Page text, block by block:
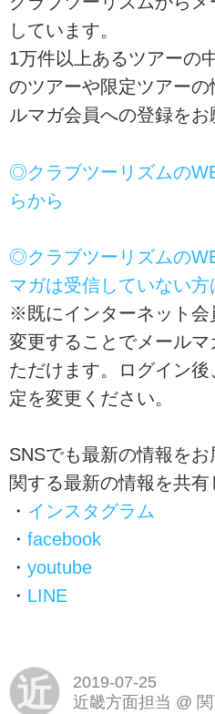
しています。
1万件以上あるツアーの
のツアーや限定ツアー
ルマガ会員への登録をお
◎クラブツーリズムの
らから
◎クラブツーリズムの
マガは受信していない方
※既にインターネット会
変更することでメール
ただけます。ログイン
定を変更ください。
SNSでも最新の情報を
関する最新の情報を共有
・ インスタグラム
・ facebook
・ youtube
・ LINE
近
2019-07-25
近畿方面担当 @